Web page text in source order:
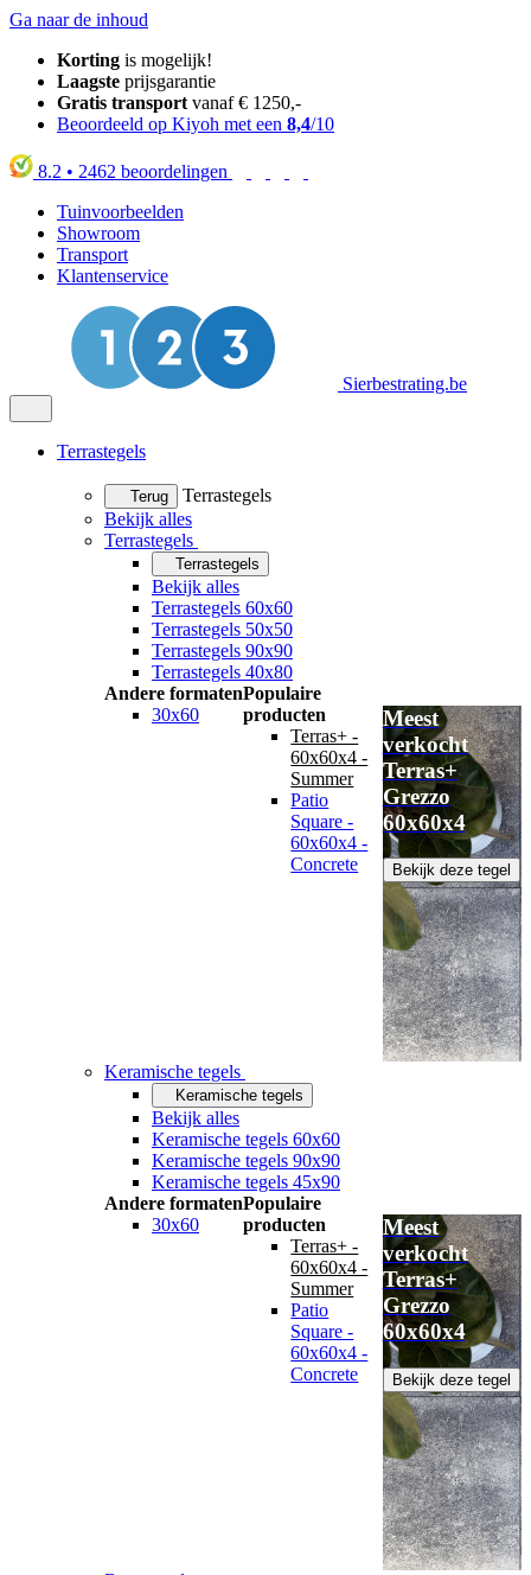
Ga naar de inhoud
Korting is mogelijk!
Laagste prijsgarantie
Gratis transport vanaf € 1250,-
Beoordeeld op Kiyoh met een 8,4/10
8.2 • 2462 beoordelingen
Tuinvoorbeelden
Showroom
Transport
Klantenservice
Sierbestrating.be
Terrastegels
Terug
Terrastegels
Bekijk alles
Terrastegels
Terrastegels
Bekijk alles
Terrastegels 60x60
Terrastegels 50x50
Terrastegels 90x90
Terrastegels 40x80
Andere formaten
30x60
Populaire
producten
Terras+ -
60x60x4 -
Summer
Patio
Square -
60x60x4 -
Concrete
Meest
verkocht
Terras+
Grezzo
60x60x4
Bekijk deze tegel
Keramische tegels
Keramische tegels
Bekijk alles
Keramische tegels 60x60
Keramische tegels 90x90
Keramische tegels 45x90
Andere formaten
30x60
Populaire
producten
Terras+ -
60x60x4 -
Summer
Patio
Square -
60x60x4 -
Concrete
Meest
verkocht
Terras+
Grezzo
60x60x4
Bekijk deze tegel